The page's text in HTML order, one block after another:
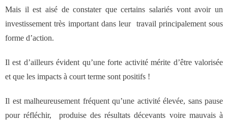
Le Cabinet
- Notre valeur ajoutée
- Références clients
Mais il est aisé de constater que certains salariés vont avoir un
investissement très important dans leur travail principalement sous
forme d’action.
Il est d’ailleurs évident qu’une forte activité mérite d’être valorisée
et que les impacts à court terme sont positifs !
Il est malheureusement fréquent qu’une activité élevée, sans pause
pour réfléchir, produise des résultats décevants voire mauvais à